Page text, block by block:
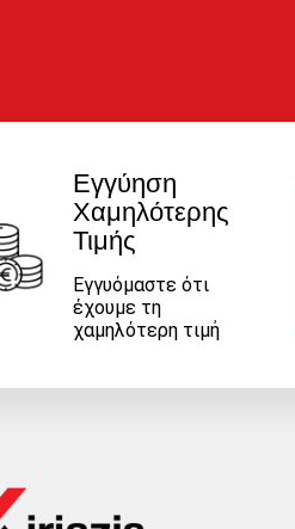
Εγγύηση
Χαμηλότερης
Τιμής
Εγγυόμαστε ότι
έχουμε τη
χαμηλότερη τιμή